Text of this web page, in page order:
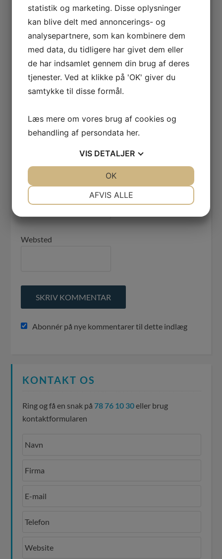
du sender. Se voresprivatlivspolitikher.
Navn*
E-mail*
Websted
Abonnér på nye kommentarer til dette indlæg
KONTAKT OS
Ring og få en snak på78 76 10 30eller brug
kontaktformularen
statistik og marketing. Disse oplysninger
kan blive delt med annoncerings- og
analysepartnere, som kan kombinere dem
med data, du tidligere har givet dem eller
de har indsamlet gennem din brug af deres
tjenester. Ved at klikke på 'OK' giver du
samtykke til disse formål.
Læs mere om vores brug af cookies og
behandling af persondata her.
VIS DETALJER
AFVIS ALLE
OK